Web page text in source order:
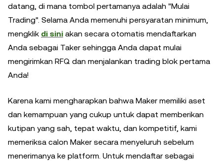
datang, di mana tombol pertamanya adalah "Mulai
Trading". Selama Anda memenuhi persyaratan minimum,
mengklik di sini akan secara otomatis mendaftarkan
Anda sebagai Taker sehingga Anda dapat mulai
mengirimkan RFQ dan menjalankan trading blok pertama
Anda!
Karena kami mengharapkan bahwa Maker memiliki aset
dan kemampuan yang cukup untuk dapat memberikan
kutipan yang sah, tepat waktu, dan kompetitif, kami
memeriksa calon Maker secara menyeluruh sebelum
menerimanya ke platform. Untuk mendaftar sebagai